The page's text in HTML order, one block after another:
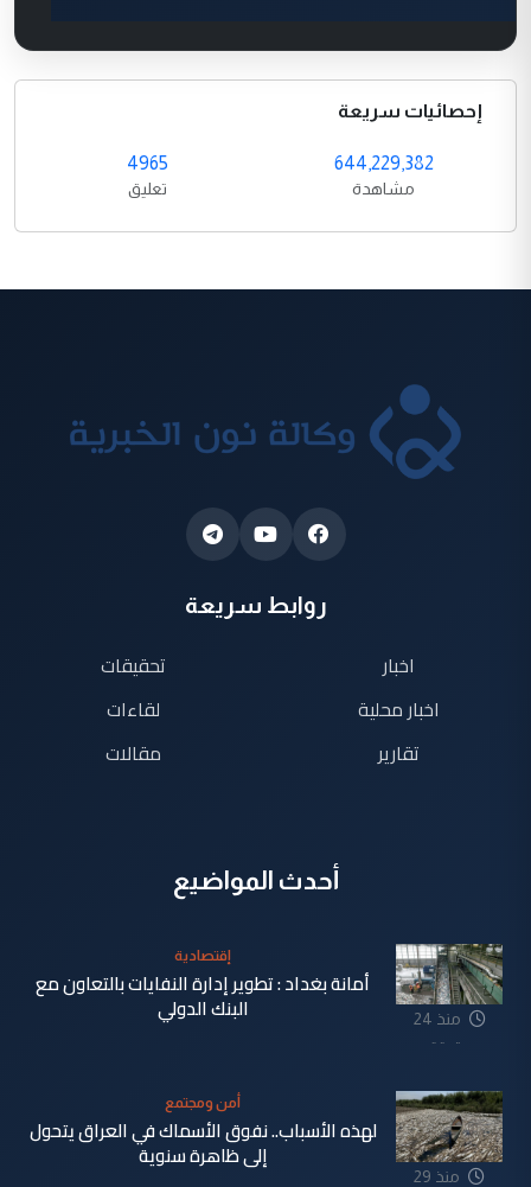
إحصائيات سريعة
644,229,382
مشاهدة
4965
تعليق
روابط سريعة
اخبار
اخبار محلية
تقارير
تحقيقات
لقاءات
مقالات
أحدث المواضيع
منذ 24
دقيقة
إقتصادية
أمانة بغداد : تطوير إدارة النفايات بالتعاون مع
البنك الدولي
منذ 29
أمن ومجتمع
لهذه الأسباب.. نفوق الأسماك في العراق يتحول
إلى ظاهرة سنوية